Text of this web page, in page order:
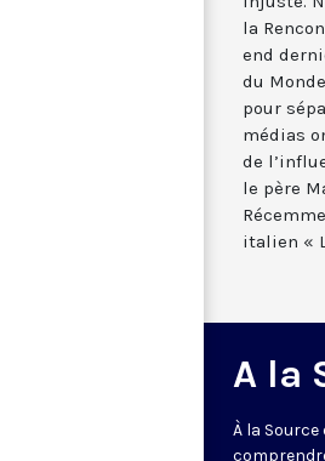
la
end
du
pour
médias
de
le père
italien «
A la
À la